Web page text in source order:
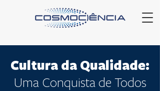
Cultura da Qualidade:
Uma Conquista de Todos